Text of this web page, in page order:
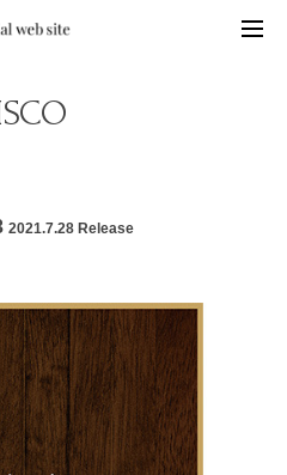
2021.7.28 Release